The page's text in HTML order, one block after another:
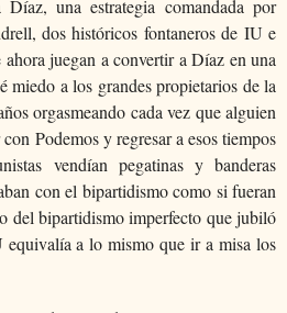
Díaz, una estrategia comandada por
dos históricos fontaneros de IU e
juegan a convertir a Díaz en una
miedo a los grandes propietarios de la
orgasmeando cada vez que alguien
Podemos y regresar a esos tiempos
vendían pegatinas y banderas
con el bipartidismo como si fueran
del bipartidismo imperfecto que jubiló
a lo mismo que ir a misa los